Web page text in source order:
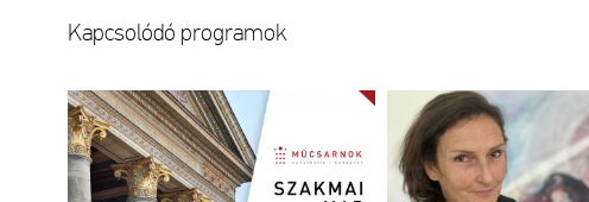
Kap­cso­ló­dó prog­ra­mok